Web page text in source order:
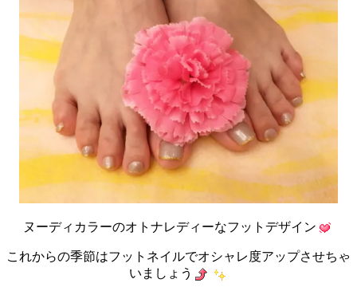
ヌーディカラーのオトナレディーなフットデザイン
これからの季節はフットネイルでオシャレ度アップさせちゃ
いましょう